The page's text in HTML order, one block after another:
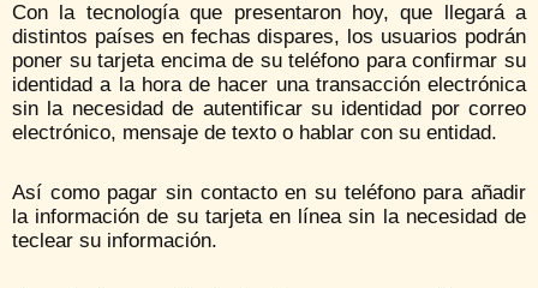
Con la tecnología que presentaron hoy, que llegará a
distintos países en fechas dispares, los usuarios podrán
poner su tarjeta encima de su teléfono para confirmar su
identidad a la hora de hacer una transacción electrónica
sin la necesidad de autentificar su identidad por correo
electrónico, mensaje de texto o hablar con su entidad.
Así como pagar sin contacto en su teléfono para añadir
la información de su tarjeta en línea sin la necesidad de
teclear su información.